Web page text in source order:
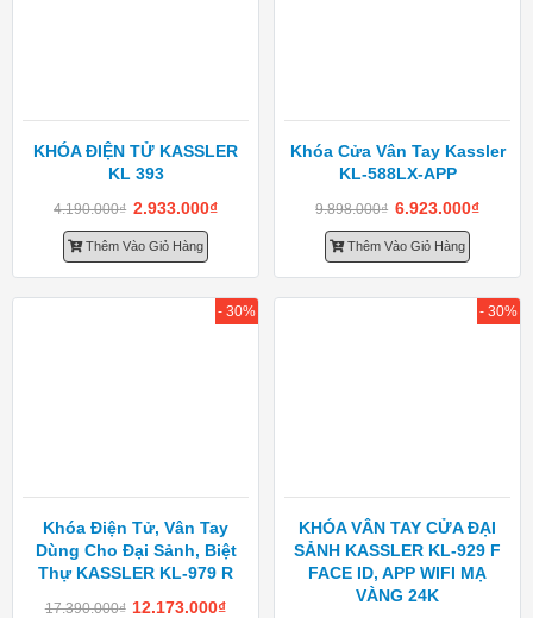
KHÓA ĐIỆN TỬ KASSLER
KL 393
4.190.000₫ 2.933.000₫
Thêm Vào Giỏ Hàng
Khóa Cửa Vân Tay Kassler
KL-588LX-APP
9.898.000₫ 6.923.000₫
Thêm Vào Giỏ Hàng
Khóa Điện Tử, Vân Tay
Dùng Cho Đại Sảnh, Biệt
Thự KASSLER KL-979 R
17.390.000₫ 12.173.000₫
- 30%
KHÓA VÂN TAY CỬA ĐẠI
SẢNH KASSLER KL-929 F
FACE ID, APP WIFI MẠ
VÀNG 24K
- 30%